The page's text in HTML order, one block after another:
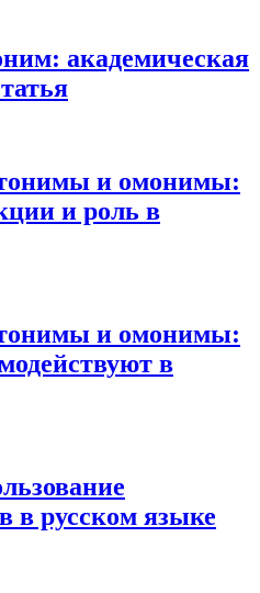
академическая
и омонимы:
и роль в
и омонимы:
в
в русском языке